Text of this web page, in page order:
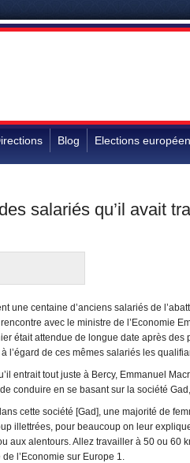
Blog Elections
salariés qu’il avait
une centaine d’anciens salariés de
avec le ministre de l’Economie
était attendue de longue date après des
l’égard de ces mêmes salariés les
entrait tout juste à Bercy, Emmanuel
conduire en se basant sur la société
cette société [Gad], une majorité de
illettrées, pour beaucoup on leur
aux alentours. Allez travailler à 50 ou 60
de l’Economie sur Europe 1.